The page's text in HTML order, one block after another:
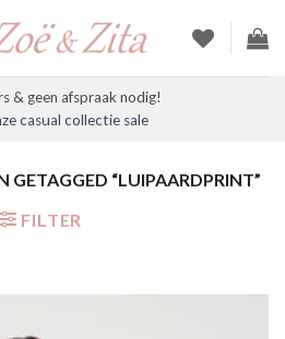
& geen afspraak nodig!
casual collectie sale
GETAGGED “LUIPAARDPRINT”
FILTER